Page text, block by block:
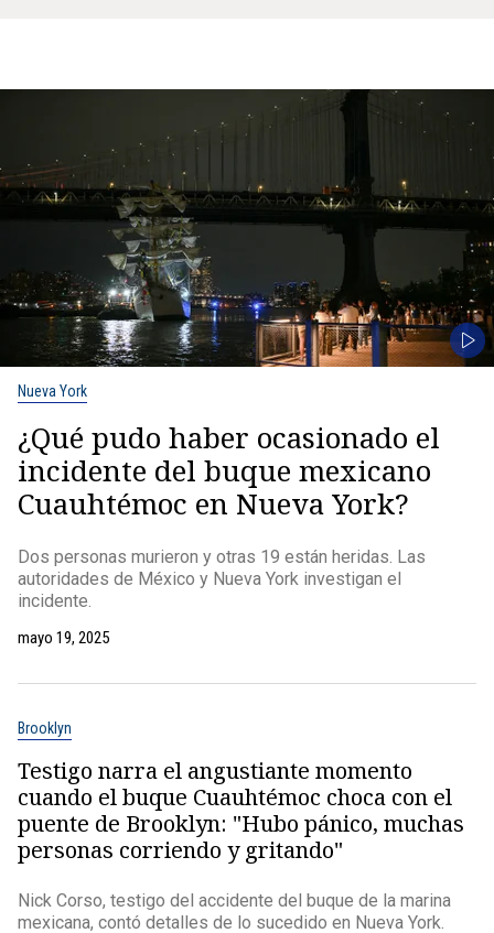
Nueva York
¿Qué pudo haber ocasionado el
incidente del buque mexicano
Cuauhtémoc en Nueva York?
Dos personas murieron y otras 19 están heridas. Las
autoridades de México y Nueva York investigan el
incidente.
mayo 19, 2025
Brooklyn
Testigo narra el angustiante momento
cuando el buque Cuauhtémoc choca con el
puente de Brooklyn: "Hubo pánico, muchas
personas corriendo y gritando"
Nick Corso, testigo del accidente del buque de la marina
mexicana, contó detalles de lo sucedido en Nueva York.